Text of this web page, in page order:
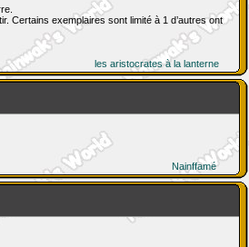
Certains exemplaires sont limité à 1 d’autres ont
les aristocrates à la lanterne
Nainffamé